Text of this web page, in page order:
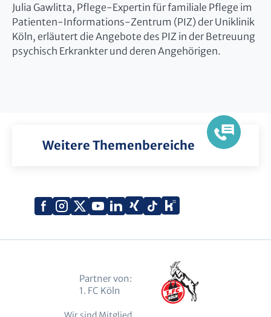
Julia Gawlitta, Pflege-Expertin für familiale Pflege im
Patienten-Informations-Zentrum (PIZ) der Uniklinik
Köln, erläutert die Angebote des PIZ in der Betreuung
psychisch Erkrankter und deren Angehörigen.
Weitere Themenbereiche
Facebook
Instagram
X
YouTube
LinkedIn
Xing TiktokKununu
Partner von:
1. FC Köln